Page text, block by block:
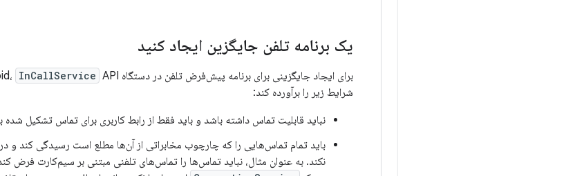
یک برنامه تلفن جایگزین ایجاد کنید
برای ایجاد جایگزینی برای برنامه پیش‌فرض تلفن در دستگاه Android، InCallService
شرایط زیر را برآورده کند:
نباید قابلیت تماس داشته باشد و باید فقط از رابط کاربری برای تماس تشکیل شده
باید تمام تماس‌هایی را که چارچوب مخابراتی از آن‌ها مطلع است رسیدگی کند و
نکند. به عنوان مثال، نباید تماس‌ها را تماس‌های تلفنی مبتنی بر سیم‌کارت فرض